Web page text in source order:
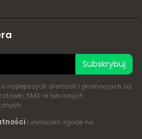
Subskrybuj
najlepszych ofertach i promocjach za
SMS-a lub innych
i wyrażam zgodę na